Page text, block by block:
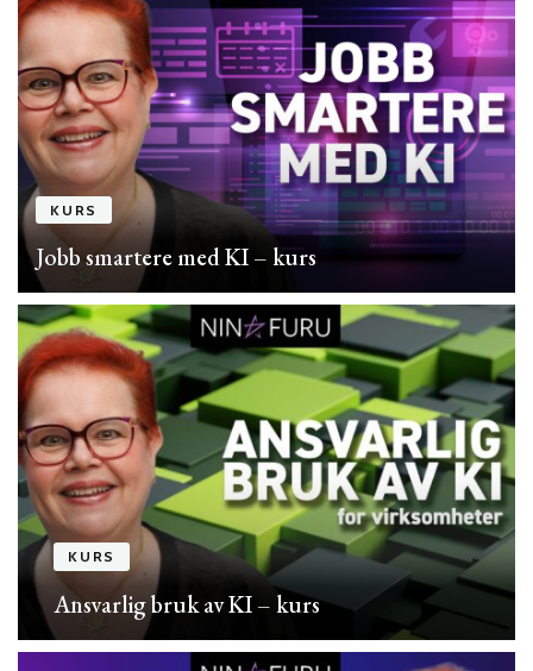
KURS
Jobb smartere med KI – kurs
KURS
Ansvarlig bruk av KI – kurs